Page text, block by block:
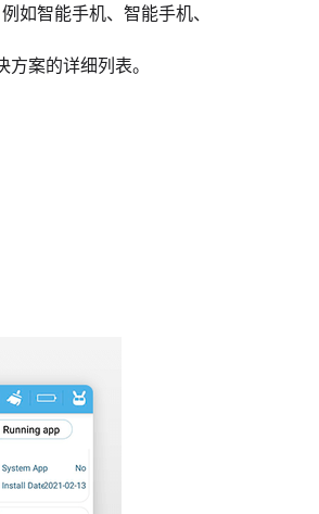
如智能手机、智能手机、
案的详细列表。